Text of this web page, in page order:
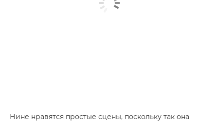
Нине нравятся простые сцены, поскольку так она